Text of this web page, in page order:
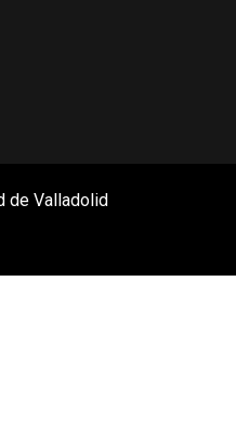
de Valladolid